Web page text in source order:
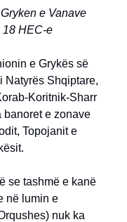
e Vanave
18 HEC-e
e Grykës së
Natyrës Shqiptare,
Koritnik-Sharr
e zonave
Topojanit e
se tashmë e kanë
në lumin e
nuk ka